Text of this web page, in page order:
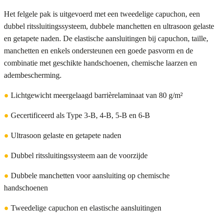
Het felgele pak is uitgevoerd met een tweedelige capuchon, een
dubbel ritssluitingssysteem, dubbele manchetten en ultrasoon gelaste
en getapete naden. De elastische aansluitingen bij capuchon, taille,
manchetten en enkels ondersteunen een goede pasvorm en de
combinatie met geschikte handschoenen, chemische laarzen en
adembescherming.
● Lichtgewicht meergelaagd barrièrelaminaat van 80 g/m²
● Gecertificeerd als Type 3-B, 4-B, 5-B en 6-B
● Ultrasoon gelaste en getapete naden
● Dubbel ritssluitingssysteem aan de voorzijde
● Dubbele manchetten voor aansluiting op chemische
handschoenen
● Tweedelige capuchon en elastische aansluitingen